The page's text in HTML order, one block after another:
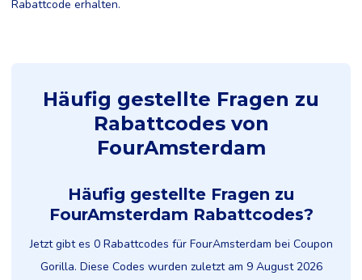
Rabattcode erhalten.
Häufig gestellte Fragen zu
Rabattcodes von
FourAmsterdam
Häufig gestellte Fragen zu
FourAmsterdam Rabattcodes?
Jetzt gibt es 0 Rabattcodes für FourAmsterdam bei Coupon
Gorilla. Diese Codes wurden zuletzt am 9 August 2026